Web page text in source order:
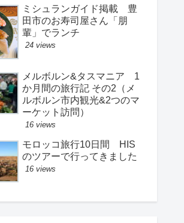
ミシュランガイド掲載 豊
田市のお寿司屋さん「朋
輩」でランチ
24 views
メルボルン&タスマニア 1
か月間の旅行記 その2（メ
ルボルン市内観光&2つのマ
ーケット訪問）
16 views
モロッコ旅行10日間 HIS
のツアーで行ってきました
16 views